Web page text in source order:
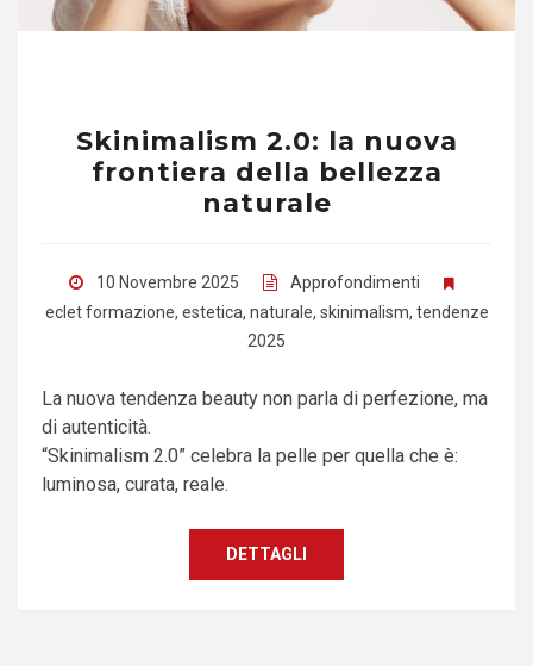
Skinimalism 2.0: la nuova
frontiera della bellezza
naturale
10 Novembre 2025
Approfondimenti
eclet formazione, estetica, naturale, skinimalism, tendenze
2025
La nuova tendenza beauty non parla di perfezione, ma
di autenticità.
“Skinimalism 2.0” celebra la pelle per quella che è:
luminosa, curata, reale.
DETTAGLI